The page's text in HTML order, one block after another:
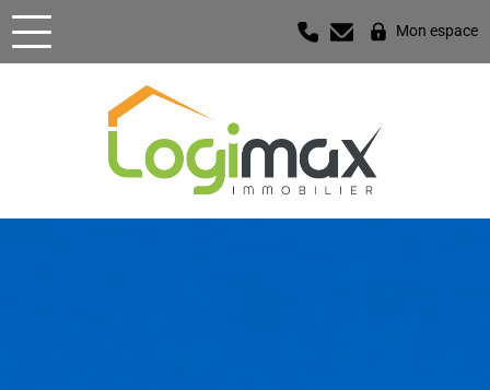
Mon espace